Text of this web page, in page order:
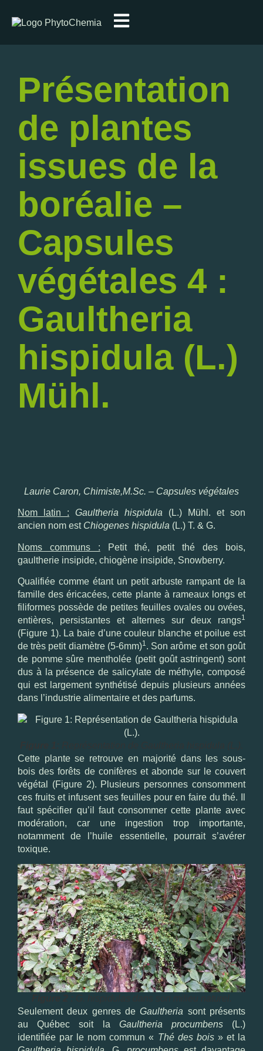
Présentation
de plantes
issues de la
boréalie –
Capsules
végétales 4 :
Gaultheria
hispidula (L.)
Mühl.
Laurie Caron, Chimiste,M.Sc. – Capsules végétales
Nom latin : Gaultheria hispidula (L.) Mühl. et son
ancien nom est Chiogenes hispidula (L.) T. & G.
Noms communs : Petit thé, petit thé des bois,
gaultherie insipide, chiogène insipide, Snowberry.
Qualifiée comme étant un petit arbuste rampant de la
famille des éricacées, cette plante à rameaux longs et
filiformes possède de petites feuilles ovales ou ovées,
entières, persistantes et alternes sur deux rangs1
(Figure 1). La baie d’une couleur blanche et poilue est
de très petit diamètre (5-6mm)1. Son arôme et son goût
de pomme sûre mentholée (petit goût astringent) sont
dus à la présence de salicylate de méthyle, composé
qui est largement synthétisé depuis plusieurs années
dans l’industrie alimentaire et des parfums.
Cette plante se retrouve en majorité dans les sous-
bois des forêts de conifères et abonde sur le couvert
végétal (Figure 2). Plusieurs personnes consomment
ces fruits et infusent ses feuilles pour en faire du thé. Il
faut spécifier qu’il faut consommer cette plante avec
modération, car une ingestion trop importante,
notamment de l’huile essentielle, pourrait s’avérer
toxique.
Seulement deux genres deGaultheria sont présents
au Québec soit la Gaultheria procumbens(L.)
identifiée par le nom commun « Thé des bois » et la